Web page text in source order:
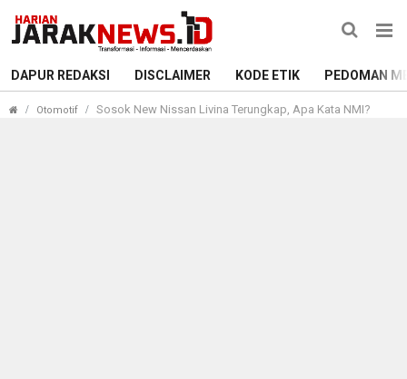
DAPUR REDAKSI DISCLAIMER KODE ETIK PEDOMAN
Otomotif Sosok New Nissan Livina Terungkap, Apa Kata NMI?